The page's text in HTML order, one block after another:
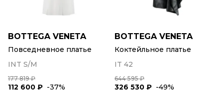
BOTTEGA VENETA
Повседневное платье
INT S/M
177 819 ₽
112 600 ₽ -37%
BOTTEGA VENETA
Коктейльное платье
IT 42
644 595 ₽
326 530 ₽ -49%